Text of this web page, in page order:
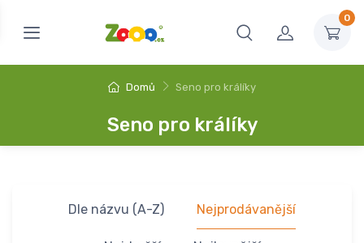
0
Domů Seno pro králíky
Seno pro králíky
Dle názvu (A-Z) Nejprodávanější